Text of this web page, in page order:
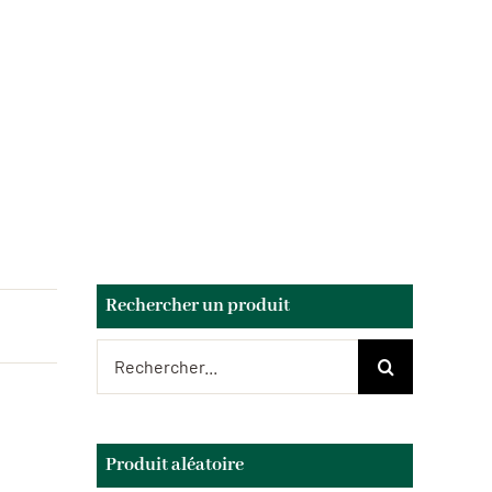
Rechercher un produit
Produit aléatoire